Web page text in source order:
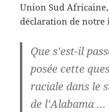
Union Sud
déclaration de
Que s’est-il
posée cette
raciale dans le
de l’Alabama